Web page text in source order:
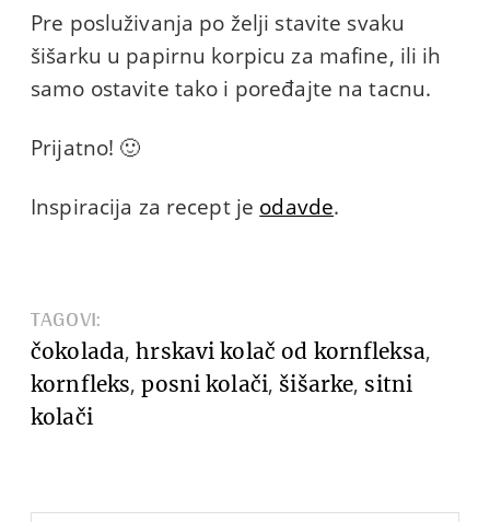
Pre posluživanja po želji stavite svaku
šišarku u papirnu korpicu za mafine, ili ih
samo ostavite tako i poređajte na tacnu.
Prijatno! 🙂
Inspiracija za recept je odavde.
TAGOVI:
čokolada,hrskavi kolač od kornfleksa,
kornfleks,posni kolači, šišarke, sitni
kolači